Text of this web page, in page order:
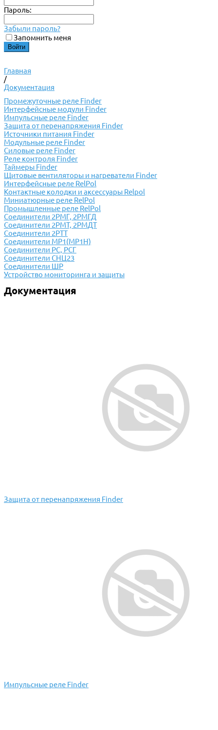
Пароль:
Забыли пароль?
Запомнить меня
Главная
/
Документация
Промежуточные реле Finder
Интерфейсные модули Finder
Импульсные реле Finder
Защита от перенапряжения Finder
Источники питания Finder
Модульные реле Finder
Силовые реле Finder
Реле контроля Finder
Таймеры Finder
Щитовые вентиляторы и нагреватели Finder
Интерфейсные реле RelPol
Контактные колодки и аксессуары Relpol
Миниатюрные реле RelPol
Промышленные реле RelPol
Соединители 2РМГ, 2РМГД
Соединители 2РМТ, 2РМДТ
Соединители 2РТТ
Соединители МР1(МР1Н)
Соединители РС, РСГ
Соединители СНЦ23
Соединители ШР
Устройство мониторинга и защиты
Документация
Защита от перенапряжения Finder
Импульсные реле Finder